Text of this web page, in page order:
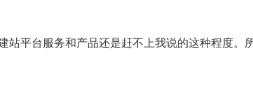
站平台服务和产品还是赶不上我说的这种程度。